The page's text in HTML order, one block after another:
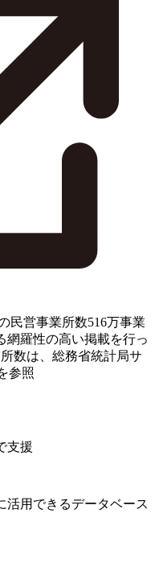
民営事業所数516万事業
網羅性の高い掲載を行っ
数は、総務省統計局サ
参照
支援
活用できるデータベース